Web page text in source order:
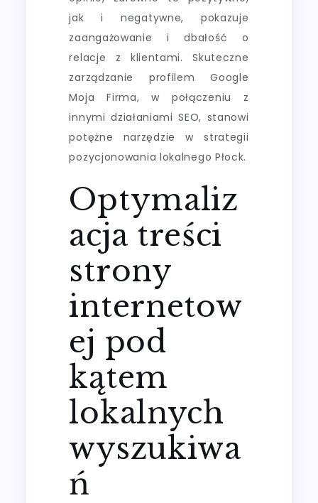
jak i negatywne, pokazuje
zaangażowanie i dbałość o
relacje z klientami. Skuteczne
zarządzanie profilem Google
Moja Firma, w połączeniu z
innymi działaniami SEO, stanowi
potężne narzędzie w strategii
pozycjonowania lokalnego Płock.
Optymaliz
acja treści
strony
internetow
ej pod
kątem
lokalnych
wyszukiwa
ń